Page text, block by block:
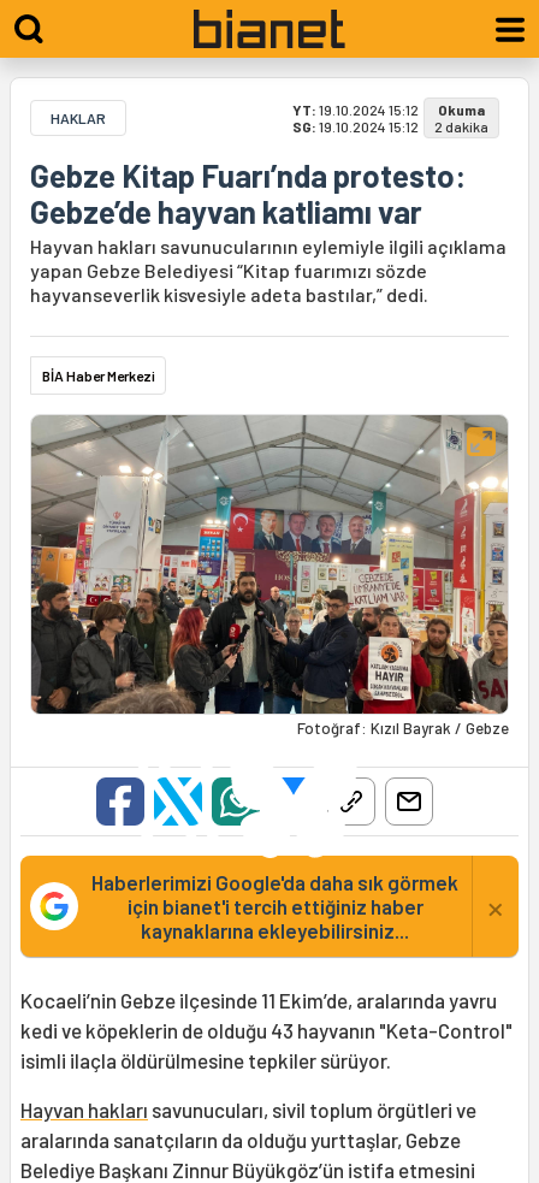
HAKLAR YT: 19.10.2024 15:12
SG: 19.10.2024 15:12
Okuma
2 dakika
Gebze Kitap Fuarı’nda protesto:
Gebze’de hayvan katliamı var
Hayvan hakları savunucularının eylemiyle ilgili açıklama
yapan Gebze Belediyesi “Kitap fuarımızı sözde
hayvanseverlik kisvesiyle adeta bastılar,” dedi.
BİA Haber Merkezi
Fotoğraf: Kızıl Bayrak / Gebze
Haberlerimizi Google'da daha sık görmek
için bianet'i tercih ettiğiniz haber
kaynaklarına ekleyebilirsiniz...
×
Kocaeli’nin Gebze ilçesinde 11 Ekim’de, aralarında yavru
kedi ve köpeklerin de olduğu 43 hayvanın "Keta-Control"
isimli ilaçla öldürülmesine tepkiler sürüyor.
Hayvan hakları savunucuları, sivil toplum örgütleri ve
aralarında sanatçıların da olduğu yurttaşlar, Gebze
Belediye Başkanı Zinnur Büyükgöz’ün istifa etmesini